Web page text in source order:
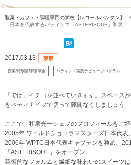
製菓・カフェ・調理専門の学校【レコールバンタン】 /
日本を代表するパティシエ「ASTERISQUE」和泉 ...
2017.03.13
授業/特別講師/講演会 パティシエ実践デビュープログラム
「では、イチゴを並べていきます。スペース
をペティナイフで切って隙間なくしましょう」
ここで、和泉光一シェフのプロフィールをご紹
2005年 ワールドショコラマスターズ日本代表
2006年 WPTC日本代表キャプテンを務め、
「ASTERISQUE」をオープン。
芸術的なフォルムと繊細な味わいのスイーツ